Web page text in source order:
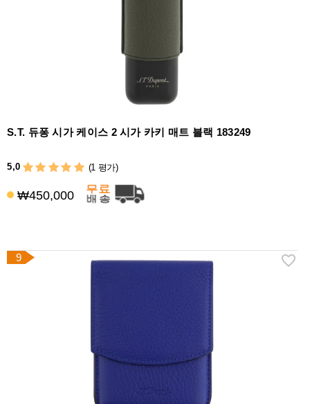
S.T. 듀퐁 시가 케이스 2 시가 카키 매트 블랙 183249
5,0 (1 평가)
₩450,000
9